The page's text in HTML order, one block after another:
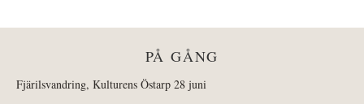
PÅ GÅNG
Fjärilsvandring, Kulturens Östarp 28 juni